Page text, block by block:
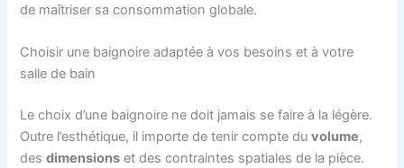
de maîtriser sa consommation globale.
Choisir une baignoire adaptée à vos besoins et à votre
salle de bain
Le choix d’une baignoire ne doit jamais se faire à la légère.
Outre l’esthétique, il importe de tenir compte duvolume,
desdimensions et des contraintes spatiales de la pièce.